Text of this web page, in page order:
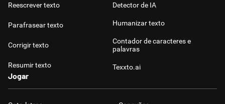
Reescrever texto
Parafrasear texto
Corrigir texto
Resumir texto
Detector de IA
Humanizar texto
Contador de caracteres e
palavras
Texxto.ai
Jogar